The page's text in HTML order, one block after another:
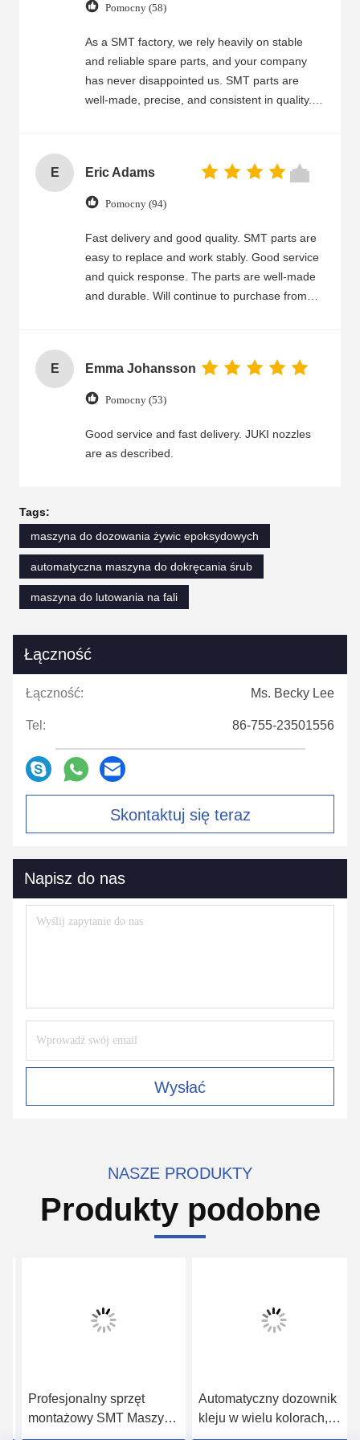
Pomocny (58)
As a SMT factory, we rely heavily on stable
and reliable spare parts, and your company
has never disappointed us. SMT parts are
well-made, precise, and consistent in quality.
clear communication, and helpful technical
advice. Whenever we have questions or need
are very satisfied and will continue to purchase
from you.
E Eric Adams
Pomocny (94)
Fast delivery and good quality. SMT parts are
easy to replace and work stably. Good service
and quick response. The parts are well-made
and durable. Will continue to purchase from
E Emma Johansson
Pomocny (53)
Good service and fast delivery. JUKI nozzles
are as described.
Tags:
maszyna do dozowania żywic epoksydowych
automatyczna maszyna do dokręcania śrub
maszyna do lutowania na fali
Łączność
Łączność: Ms. Becky Lee
Tel: 86-755-23501556
Skontaktuj się teraz
Napisz do nas
Wysłać
NASZE PRODUKTY
Produkty podobne
Profesjonalny sprzęt
montażowy SMT Maszyna
do lutowania na fali do
Automatyczny dozownik
kleju w wielu kolorach,
zrobotyzowane systemy